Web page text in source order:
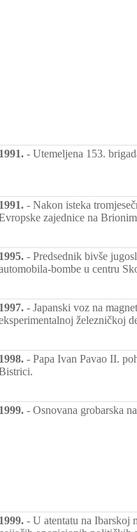
1991. - Utemeljena 153.
1991. - Nakon isteka
zajednice na
1995. - Predsednik bivše
bombe u centru
1997. - Japanski voz na
železničkoj
1998. - Papa Ivan Pavao II.
1999. - Osnovana grobarska
1999. - U atentatu na Ibarskoj